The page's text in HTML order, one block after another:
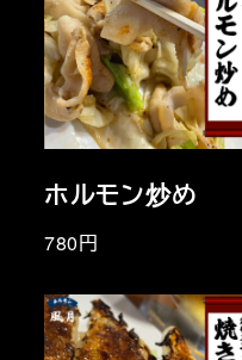
ホルモン炒め
780円